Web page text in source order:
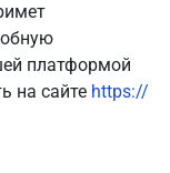
платформой
на сайте https://